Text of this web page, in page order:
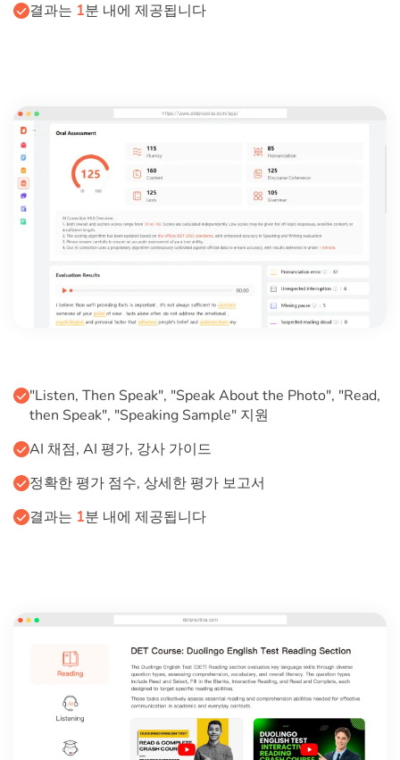
결과는 1분 내에 제공됩니다
"Listen, Then Speak", "Speak About the Photo", "Read,
then Speak", "Speaking Sample" 지원
AI 채점, AI 평가, 강사 가이드
정확한 평가 점수, 상세한 평가 보고서
결과는 1분 내에 제공됩니다